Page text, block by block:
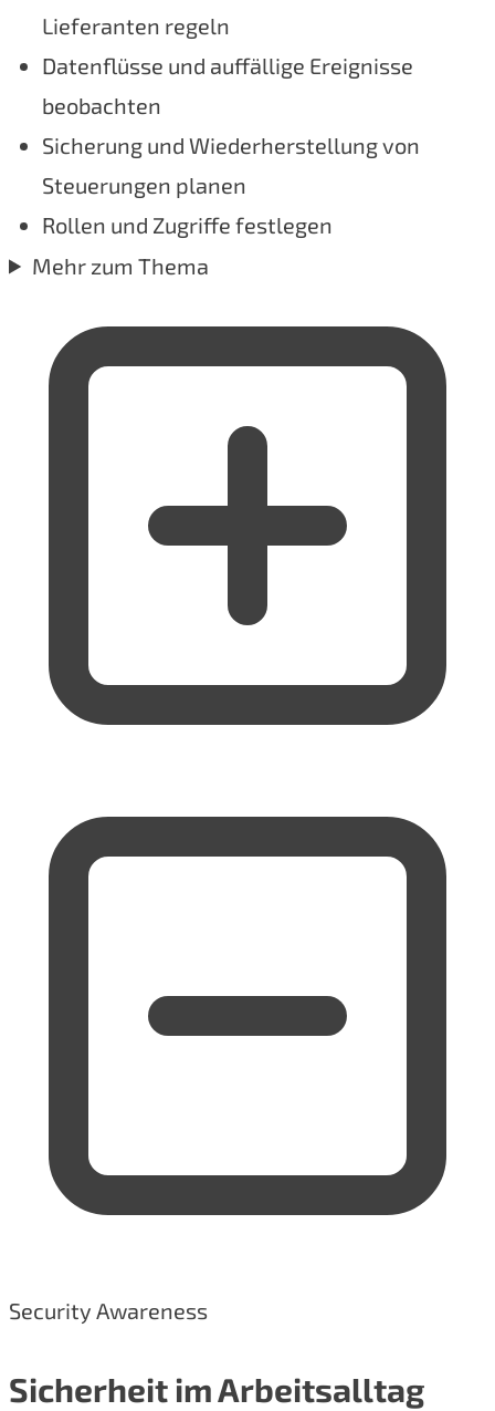
Lieferanten regeln
Datenflüsse und auffällige Ereignisse
beobachten
Sicherung und Wiederherstellung von
Steuerungen planen
Rollen und Zugriffe festlegen
Mehr zum Thema
Security Awareness
Sicherheit im Arbeitsalltag